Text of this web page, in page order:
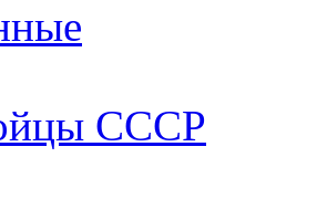
СССР